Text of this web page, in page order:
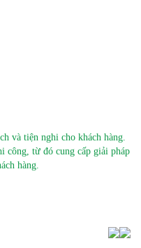
và tiện nghi cho khách hàng.
công, từ đó cung cấp giải pháp
hàng.